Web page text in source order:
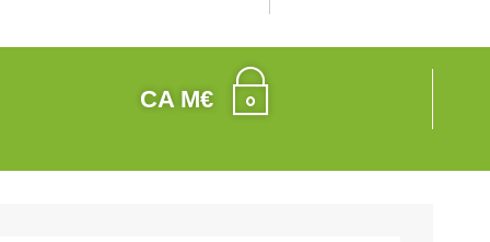
CA M€